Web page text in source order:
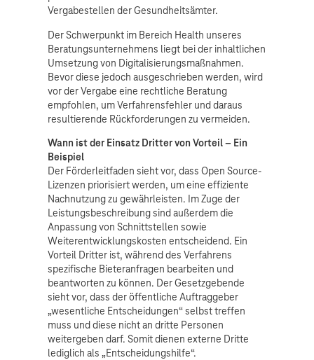
Vergabestellen der Gesundheitsämter.
Der Schwerpunkt im Bereich Health unseres
Beratungsunternehmens liegt bei der inhaltlichen
Umsetzung von Digitalisierungsmaßnahmen.
Bevor diese jedoch ausgeschrieben werden, wird
vor der Vergabe eine rechtliche Beratung
empfohlen, um Verfahrensfehler und daraus
resultierende Rückforderungen zu vermeiden.
Wann ist der Einsatz Dritter von Vorteil – Ein
Beispiel
Der Förderleitfaden sieht vor, dass Open Source-
Lizenzen priorisiert werden, um eine effiziente
Nachnutzung zu gewährleisten. Im Zuge der
Leistungsbeschreibung sind außerdem die
Anpassung von Schnittstellen sowie
Weiterentwicklungskosten entscheidend. Ein
Vorteil Dritter ist, während des Verfahrens
spezifische Bieteranfragen bearbeiten und
beantworten zu können. Der Gesetzgebende
sieht vor, dass der öffentliche Auftraggeber
„wesentliche Entscheidungen“ selbst treffen
muss und diese nicht an dritte Personen
weitergeben darf. Somit dienen externe Dritte
lediglich als „Entscheidungshilfe“.